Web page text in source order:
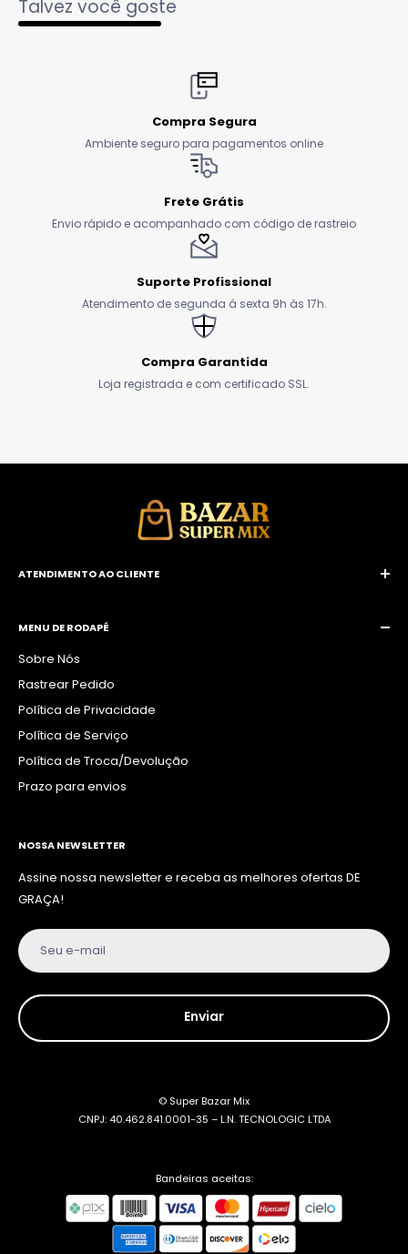
Talvez você goste
Compra Segura
Ambiente seguro para pagamentos online
Frete Grátis
Envio rápido e acompanhado com código de rastreio
Suporte Profissional
Atendimento de segunda á sexta 9h às 17h.
Compra Garantida
Loja registrada e com certificado SSL.
ATENDIMENTO AO CLIENTE
WhatsApp:(19) 99116-1583 / (19) 99892-9668
MENU DE RODAPÉ
Sobre Nós
Rastrear Pedido
Política de Privacidade
Política de Serviço
Política de Troca/Devolução
Prazo para envios
NOSSA NEWSLETTER
Assine nossa newsletter e receba as melhores ofertas DE
GRAÇA!
Seu e-mail
Enviar
© Super Bazar Mix
CNPJ: 40.462.841.0001-35 – L.N. TECNOLOGIC LTDA
Bandeiras aceitas: